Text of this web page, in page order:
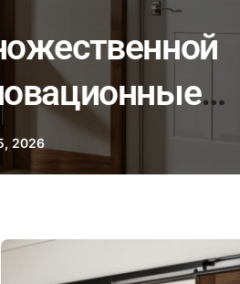
для
уединения в
2026